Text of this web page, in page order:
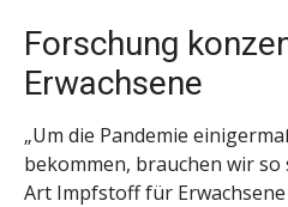
Forschung
Erwachsene
„Um die Pandemie
bekommen, brauchen wir so
Art Impfstoff für